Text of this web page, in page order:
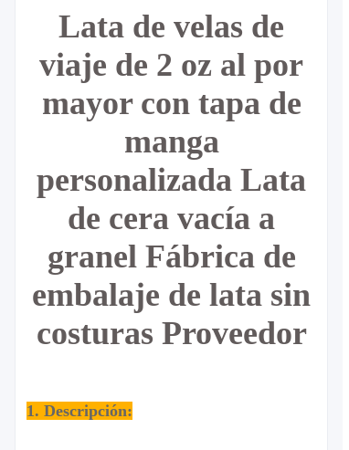
Lata de velas de
viaje de 2 oz al por
mayor con tapa de
manga
personalizada Lata
de cera vacía a
granel Fábrica de
embalaje de lata sin
costuras Proveedor
1. Descripción: